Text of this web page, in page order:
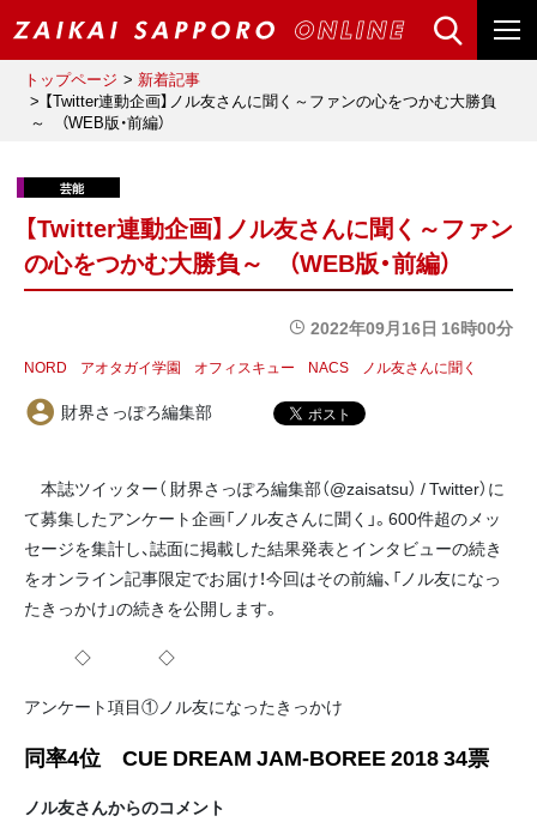
トップページ
新着記事
【Twitter連動企画】ノル友さんに聞く～ファンの心をつかむ大勝負
～ （WEB版・前編）
【Twitter連動企画】ノル友さんに聞く～ファン
の心をつかむ大勝負～ （WEB版・前編）
2022年09月16日 16時00分
NORD アオタガイ学園 オフィスキュー NACS ノル友さんに聞く
財界さっぽろ編集部
本誌ツイッター（ 財界さっぽろ編集部（@zaisatsu） / Twitter）に
て募集したアンケート企画「ノル友さんに聞く」。600件超のメッ
セージを集計し、誌面に掲載した結果発表とインタビューの続き
をオンライン記事限定でお届け！今回はその前編、「ノル友になっ
たきっかけ」の続きを公開します。
◇ ◇
アンケート項目①ノル友になったきっかけ
同率4位 CUE DREAM JAM-BOREE 2018 34票
ノル友さんからのコメント